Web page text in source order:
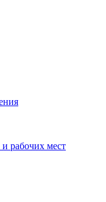
рабочих мест